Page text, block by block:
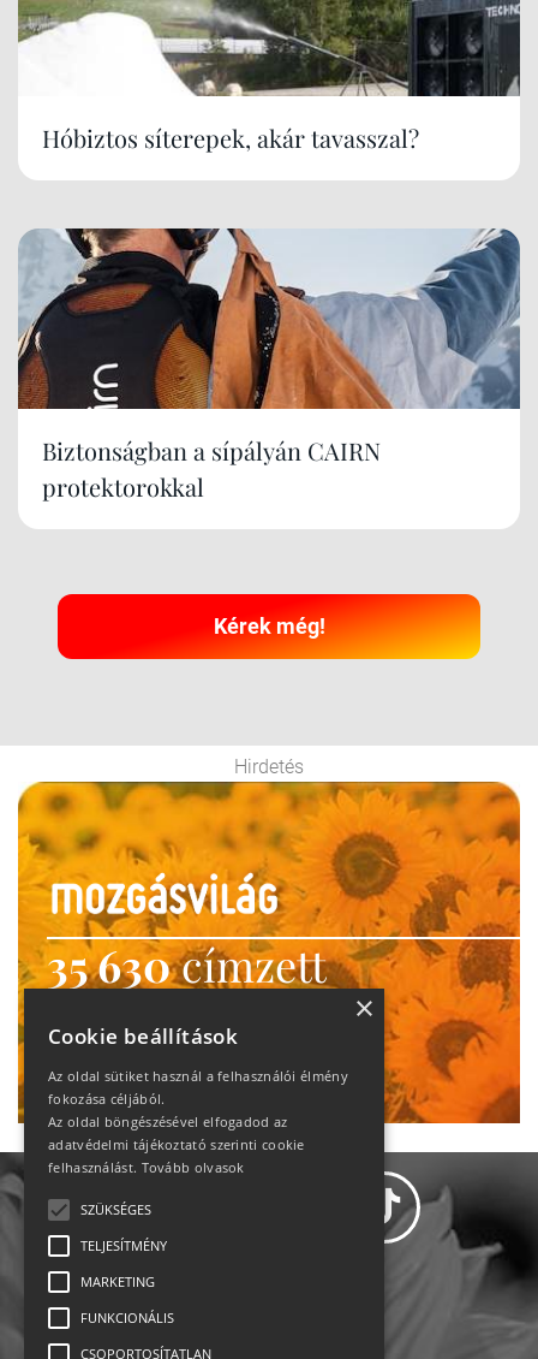
Hóbiztos síterepek, akár tavasszal?
Biztonságban a sípályán CAIRN
protektorokkal
Kérek még!
Hirdetés
35 630címzett
heti motiváció
Ne maradj le!
×
Cookie beállítások
Az oldal sütiket használ a felhasználói élmény
fokozása céljából.
Az oldal böngészésével elfogadod az
adatvédelmi tájékoztató szerinti cookie
felhasználást. Tovább olvasok
SZÜKSÉGES
TELJESÍTMÉNY
MARKETING
FUNKCIONÁLIS
CSOPORTOSÍTATLAN